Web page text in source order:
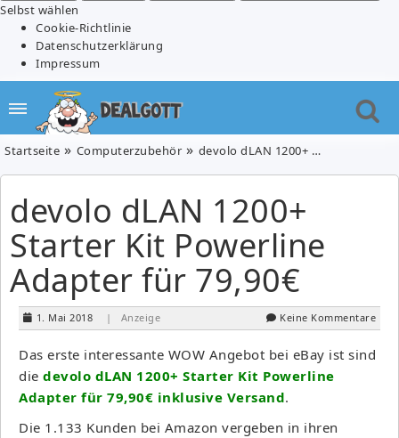
Selbst wählen
Cookie-Richtlinie
Datenschutzerklärung
Impressum
Startseite Computerzubehör devolo dLAN 1200+ Starter Kit Powerline Adapter für 79,90€
devolo dLAN 1200+
Starter Kit Powerline
Adapter für 79,90€
1. Mai 2018 | Anzeige Keine Kommentare
Das erste interessante WOW Angebot bei eBay ist sind
die devolo dLAN 1200+ Starter Kit Powerline
Adapter für 79,90€ inklusive Versand.
Die 1.133 Kunden bei Amazon vergeben in ihren